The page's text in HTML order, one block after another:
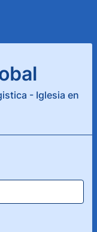
- Iglesia en